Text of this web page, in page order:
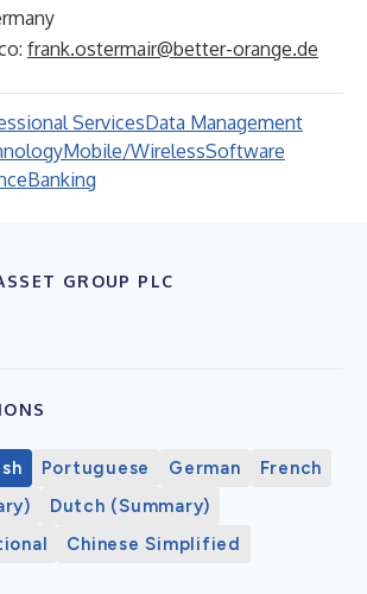
frank.ostermair@better-orange.de
ServicesData Management
Mobile/WirelessSoftware
Banking
GROUP PLC
Portuguese German
French
Dutch (Summary)
Chinese Simplified